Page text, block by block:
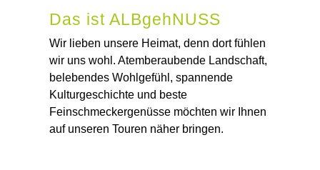
Das ist ALBgehNUSS
Wir lieben unsere Heimat, denn dort fühlen
wir uns wohl. Atemberaubende Landschaft,
belebendes Wohlgefühl, spannende
Kulturgeschichte und beste
Feinschmeckergenüsse möchten wir Ihnen
auf unseren Touren näher bringen.